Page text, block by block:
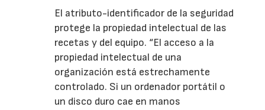
El atributo-identificador de la seguridad
protege la propiedad intelectual de las
recetas y del equipo. “El acceso a la
propiedad intelectual de una
organización está estrechamente
controlado. Si un ordenador portátil o
un disco duro cae en manos